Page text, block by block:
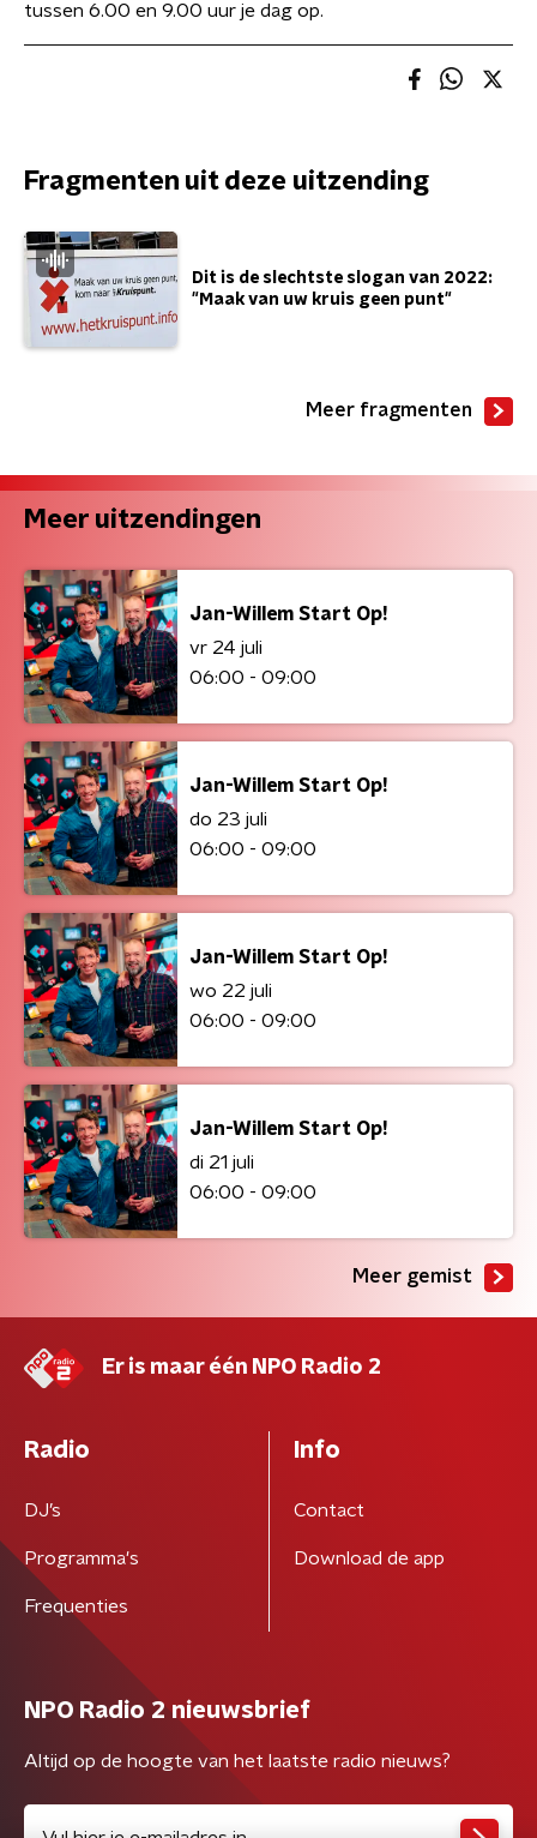
tussen 6.00 en 9.00 uur je dag op.
Fragmenten uit deze uitzending
Dit is de slechtste slogan van 2022:
"Maak van uw kruis geen punt"
Meer fragmenten
Meer uitzendingen
Jan-Willem Start Op!
vr 24 juli
06:00 - 09:00
Jan-Willem Start Op!
do 23 juli
06:00 - 09:00
Jan-Willem Start Op!
wo 22 juli
06:00 - 09:00
Jan-Willem Start Op!
di 21 juli
06:00 - 09:00
Meer gemist
Er is maar één NPO Radio 2
Radio
DJ’s
Programma's
Frequenties
Info
Contact
Download de app
NPO Radio 2 nieuwsbrief
Altijd op de hoogte van het laatste radio nieuws?